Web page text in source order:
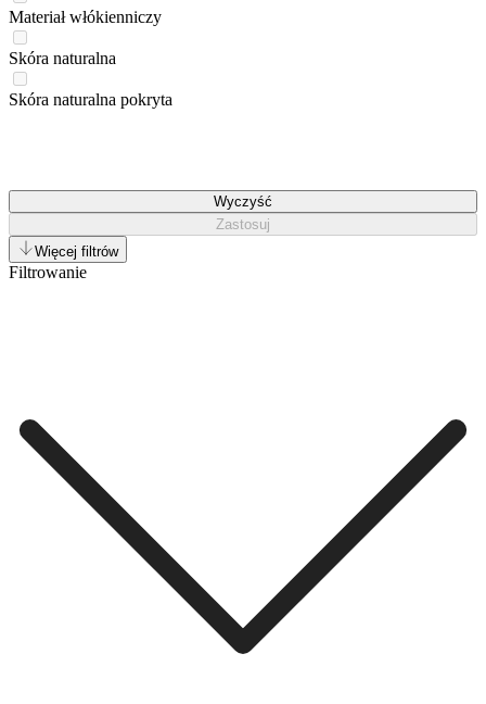
Materiał włókienniczy
Skóra naturalna
Skóra naturalna pokryta
Wyczyść
Zastosuj
Więcej filtrów
Filtrowanie